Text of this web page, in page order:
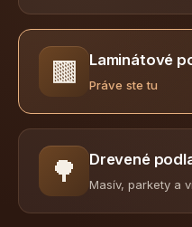
🟫 Laminátové
Práve ste tu
🌳 Drevené
Masív, parkety a